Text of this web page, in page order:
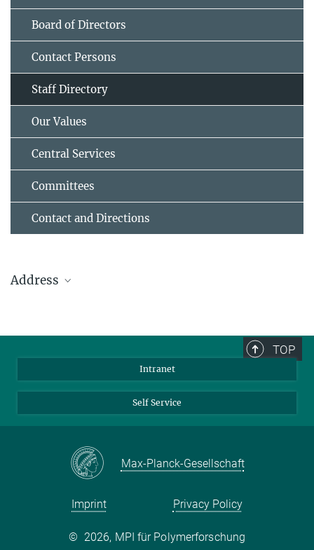
Board of Directors
Contact Persons
Staff Directory
Our Values
Central Services
Committees
Contact and Directions
Address
55128 Mainz
Phone: +49 6131 379-0
Fax: +49 6131 379-100
TOP
Intranet
Self Service
Max-Planck-Gesellschaft
Imprint Privacy Policy
© 2026, MPI für Polymerforschung